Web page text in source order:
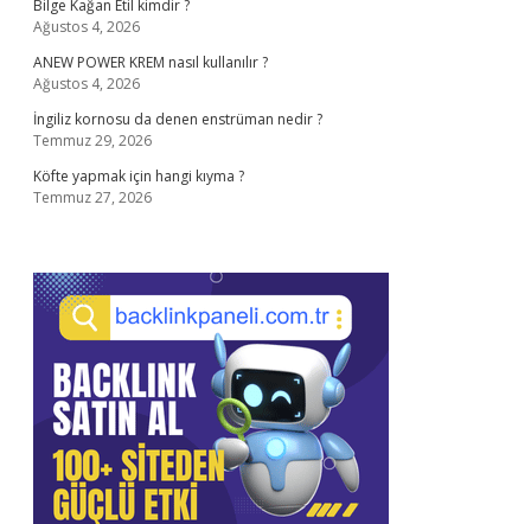
Bilge Kağan Etil kimdir ?
Ağustos 4, 2026
ANEW POWER KREM nasıl kullanılır ?
Ağustos 4, 2026
İngiliz kornosu da denen enstrüman nedir ?
Temmuz 29, 2026
Köfte yapmak için hangi kıyma ?
Temmuz 27, 2026